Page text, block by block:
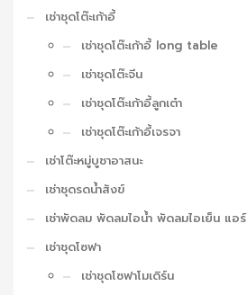
เช่าชุดโต๊ะเก้าอี้
เช่าชุดโต๊ะเก้าอี้ long table
เช่าชุดโต๊ะจีน
เช่าชุดโต๊ะเก้าอี้ลูกเต๋า
เช่าชุดโต๊ะเก้าอี้เจรจา
เช่าโต๊ะหมู่บูชาอาสนะ
เช่าชุดรดน้ำสังข์
เช่าพัดลม พัดลมไอน้ำ พัดลมไอเย็น แอร์
เช่าชุดโซฟา
เช่าชุดโซฟาโมเดิร์น